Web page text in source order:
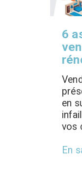
6
en
vos
En